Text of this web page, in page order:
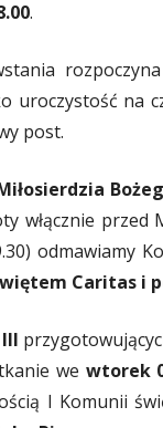
.
rozpoczyna
uroczystość na
post.
włącznie
odmawiamy
Caritas i
we wtorek
I Komunii